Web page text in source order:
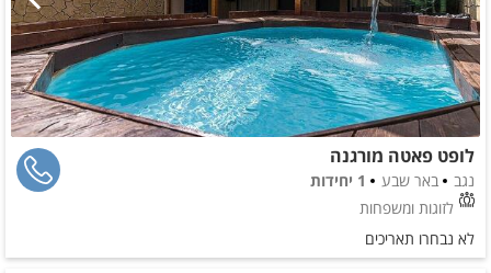
לופט פאטה מורגנה
נגב באר שבע
1 יחידות
לזוגות ומשפחות
לא נבחרו תאריכים